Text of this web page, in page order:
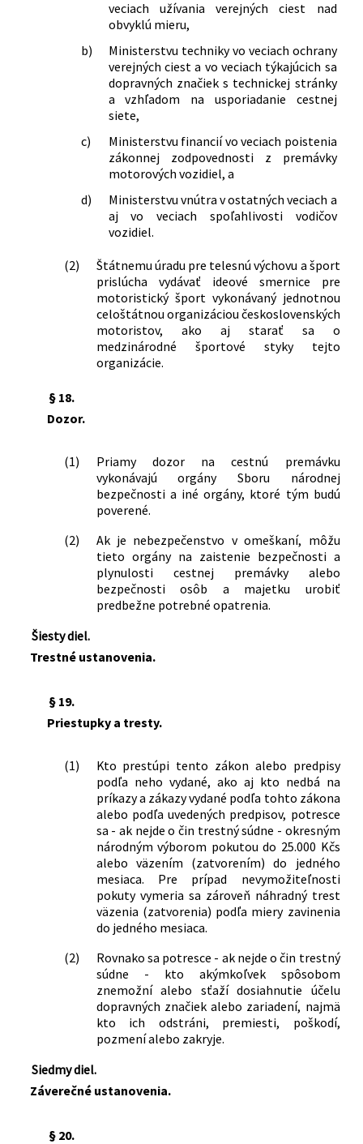
veciach užívania verejných ciest nad
obvyklú mieru,
b)
Ministerstvu techniky vo veciach ochrany
verejných ciest a vo veciach týkajúcich sa
dopravných značiek s technickej stránky
a vzhľadom na usporiadanie cestnej
siete,
c)
Ministerstvu financií vo veciach poistenia
zákonnej zodpovednosti z premávky
motorových vozidiel, a
d)
Ministerstvu vnútra v ostatných veciach a
aj vo veciach spoľahlivosti vodičov
vozidiel.
(2)
Štátnemu úradu pre telesnú výchovu a šport
prislúcha vydávať ideové smernice pre
motoristický šport vykonávaný jednotnou
celoštátnou organizáciou československých
motoristov, ako aj starať sa o
medzinárodné športové styky tejto
organizácie.
§ 18.
Dozor.
(1)
Priamy dozor na cestnú premávku
vykonávajú orgány Sboru národnej
bezpečnosti a iné orgány, ktoré tým budú
poverené.
(2)
Ak je nebezpečenstvo v omeškaní, môžu
tieto orgány na zaistenie bezpečnosti a
plynulosti cestnej premávky alebo
bezpečnosti osôb a majetku urobiť
predbežne potrebné opatrenia.
Šiesty diel.
Trestné ustanovenia.
§ 19.
Priestupky a tresty.
(1)
Kto prestúpi tento zákon alebo predpisy
podľa neho vydané, ako aj kto nedbá na
príkazy a zákazy vydané podľa tohto zákona
alebo podľa uvedených predpisov, potresce
sa - ak nejde o čin trestný súdne - okresným
národným výborom pokutou do 25.000 Kčs
alebo väzením (zatvorením) do jedného
mesiaca. Pre prípad nevymožiteľnosti
pokuty vymeria sa zároveň náhradný trest
väzenia (zatvorenia) podľa miery zavinenia
do jedného mesiaca.
(2)
Rovnako sa potresce - ak nejde o čin trestný
súdne - kto akýmkoľvek spôsobom
znemožní alebo sťaží dosiahnutie účelu
dopravných značiek alebo zariadení, najmä
kto ich odstráni, premiesti, poškodí,
pozmení alebo zakryje.
Siedmy diel.
Záverečné ustanovenia.
§ 20.